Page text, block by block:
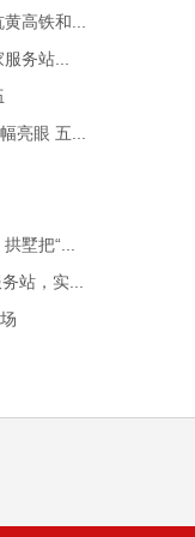
高铁和...
务站...
亮眼 五...
墅把“...
站，实...